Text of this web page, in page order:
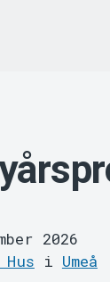
2026
i Umeå